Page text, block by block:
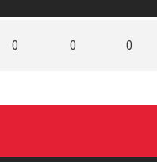
0 0 0